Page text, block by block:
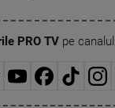
PRO TVpe